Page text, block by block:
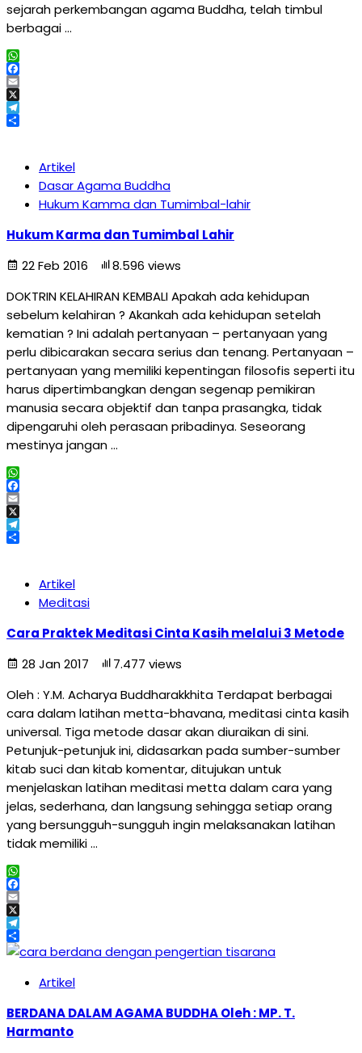
sejarah perkembangan agama Buddha, telah timbul
berbagai …
WhatsApp
Facebook
Email
X
Telegram
Artikel
Dasar Agama Buddha
Hukum Kamma dan Tumimbal-lahir
Hukum Karma dan Tumimbal Lahir
22 Feb 2016
8.596 views
DOKTRIN KELAHIRAN KEMBALI Apakah ada kehidupan
sebelum kelahiran ? Akankah ada kehidupan setelah
kematian ? Ini adalah pertanyaan – pertanyaan yang
perlu dibicarakan secara serius dan tenang. Pertanyaan –
pertanyaan yang memiliki kepentingan filosofis seperti itu
harus dipertimbangkan dengan segenap pemikiran
manusia secara objektif dan tanpa prasangka, tidak
dipengaruhi oleh perasaan pribadinya. Seseorang
mestinya jangan …
WhatsApp
Facebook
Email
X
Telegram
Artikel
Meditasi
Cara Praktek Meditasi Cinta Kasih melalui 3 Metode
28 Jan 2017
7.477 views
Oleh : Y.M. Acharya Buddharakkhita Terdapat berbagai
cara dalam latihan metta-bhavana, meditasi cinta kasih
universal. Tiga metode dasar akan diuraikan di sini.
Petunjuk-petunjuk ini, didasarkan pada sumber-sumber
kitab suci dan kitab komentar, ditujukan untuk
menjelaskan latihan meditasi metta dalam cara yang
jelas, sederhana, dan langsung sehingga setiap orang
yang bersungguh-sungguh ingin melaksanakan latihan
tidak memiliki …
WhatsApp
Facebook
Email
X
Telegram
Share
Artikel
BERDANA DALAM AGAMA BUDDHA Oleh : MP. T.
Harmanto